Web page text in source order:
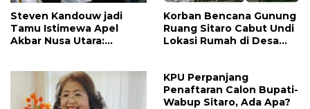
Steven Kandouw jadi
Tamu Istimewa Apel
Akbar Nusa Utara:
Korban Bencana Gunung
Ruang Sitaro Cabut Undi
Lokasi Rumah di Desa
KPU Perpanjang
Penaftaran Calon Bupati-
Wabup Sitaro, Ada Apa?